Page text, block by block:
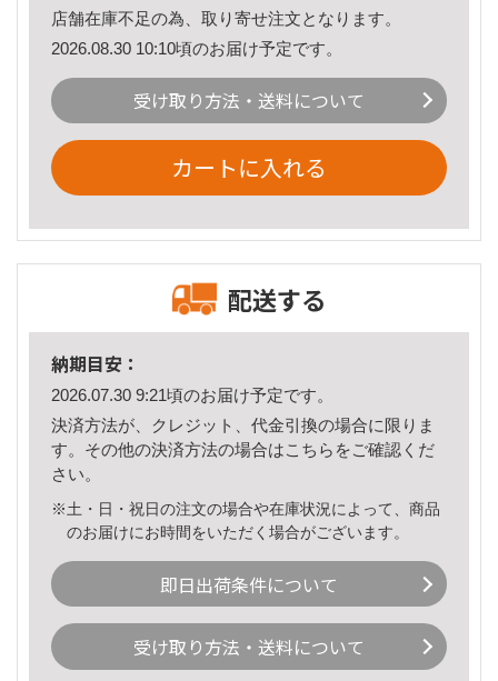
店舗在庫不足の為、取り寄せ注文となります。
2026.08.30 10:10頃のお届け予定です。
受け取り方法・送料について
カートに入れる
配送する
納期目安：
2026.07.30 9:21頃のお届け予定です。
決済方法が、クレジット、代金引換の場合に限りま
す。その他の決済方法の場合はこちら をご確認くだ
さい。
※土・日・祝日の注文の場合や在庫状況によって、商品
のお届けにお時間をいただく場合がございます。
即日出荷条件について
受け取り方法・送料について